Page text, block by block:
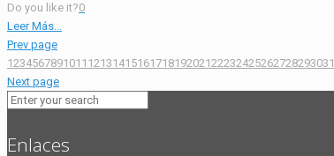
Do you like it?0
Leer Más...
Prev page
1234567891011 1213141516171819202122232425262728293031
Next page
Enlaces